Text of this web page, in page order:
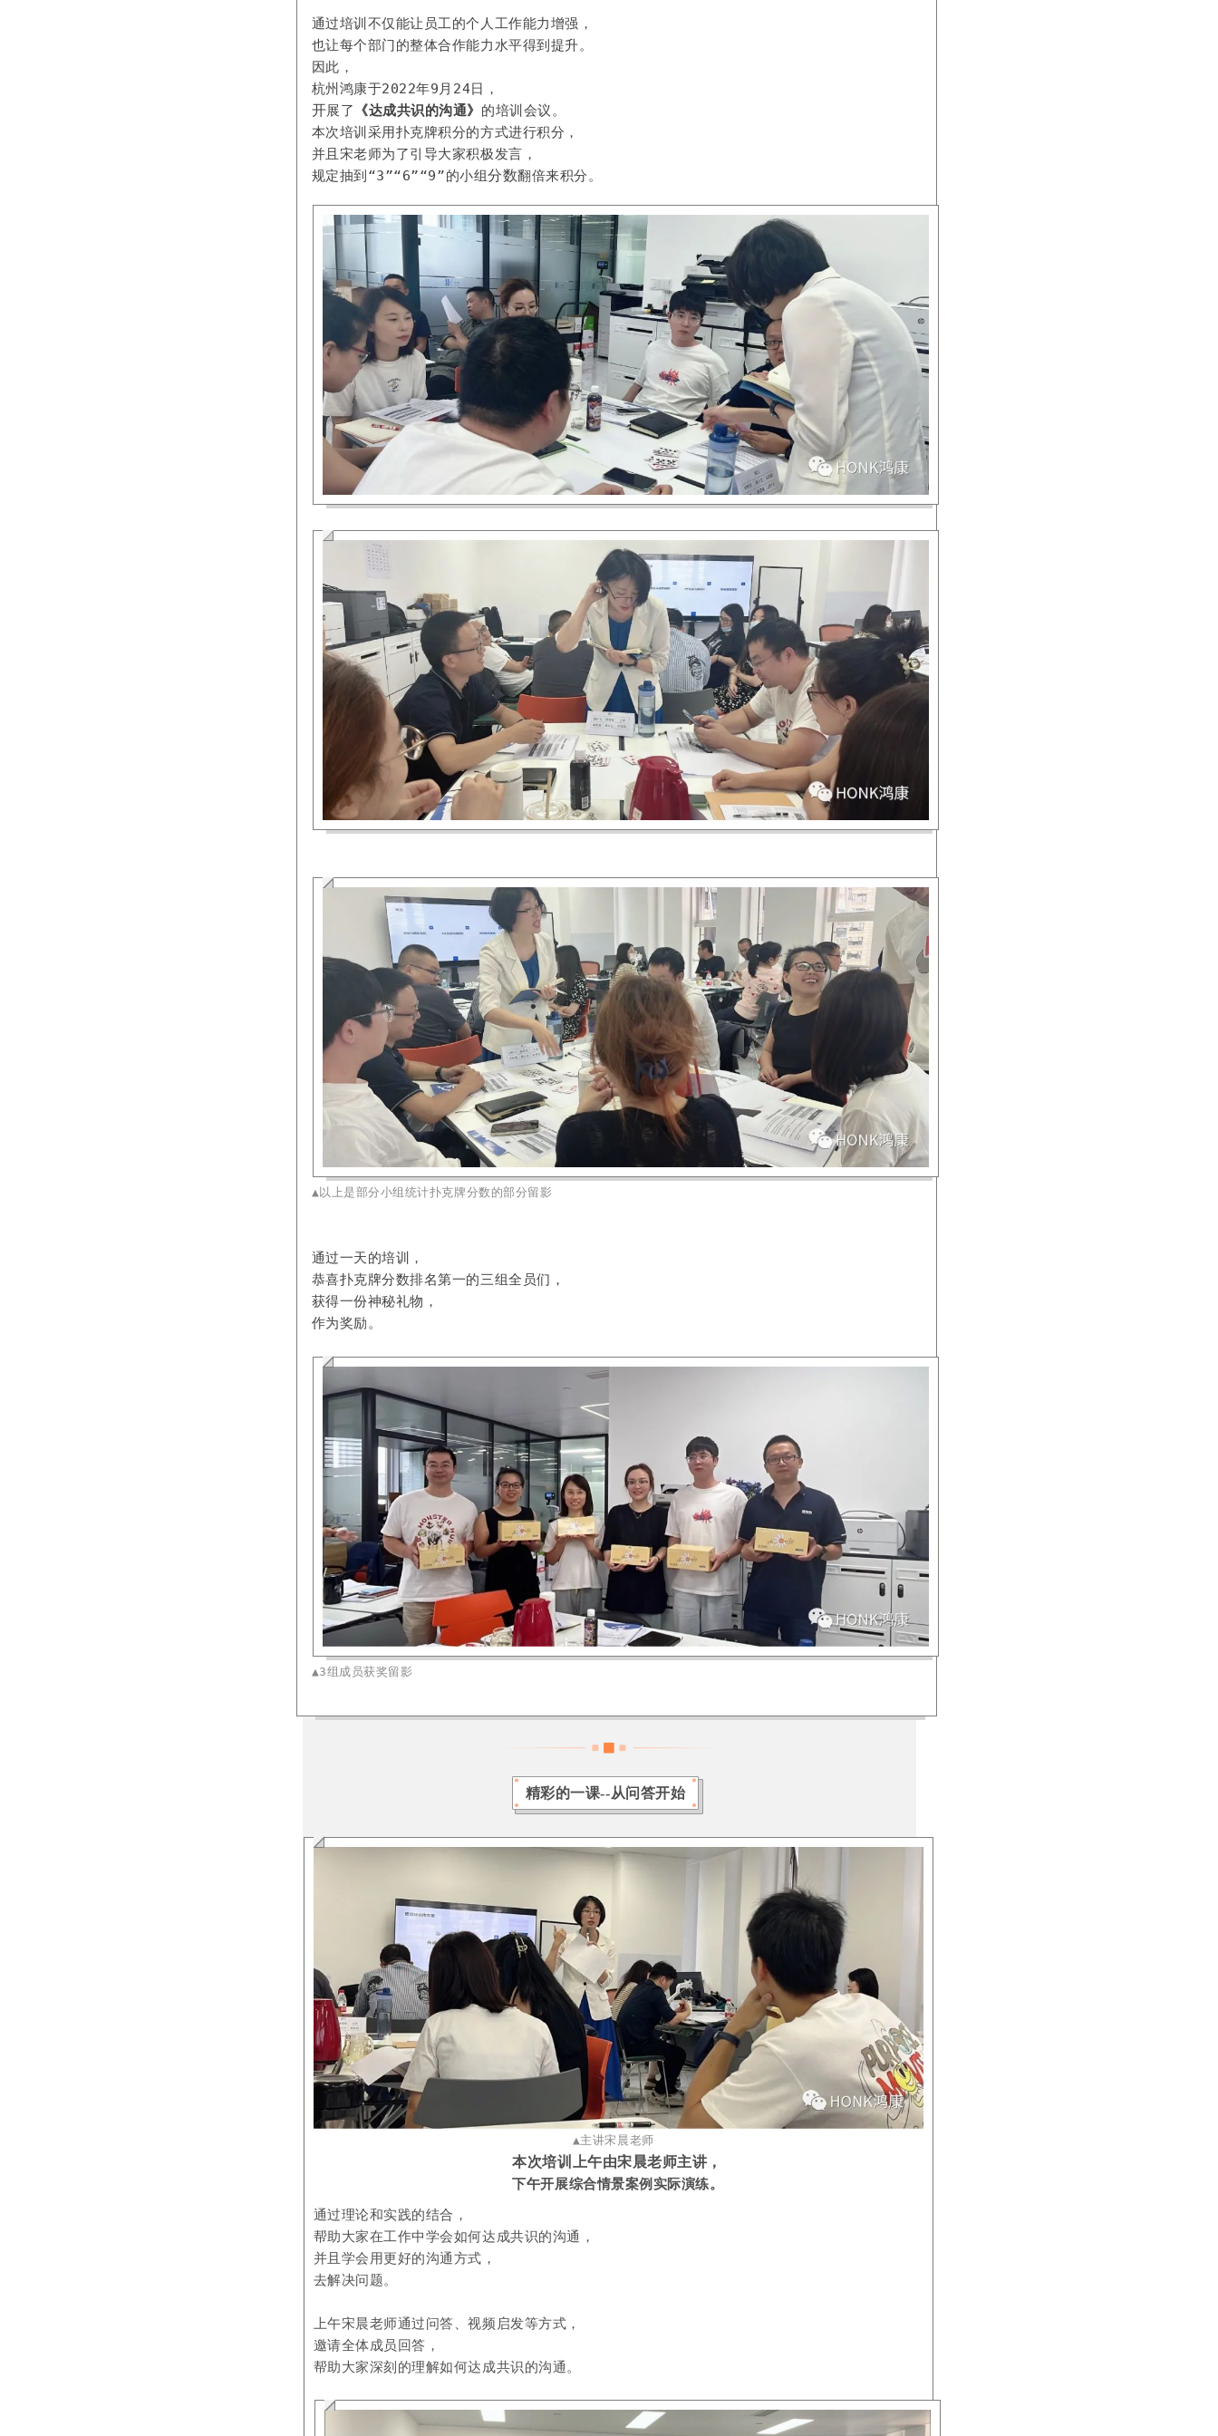
通过培训不仅能让员工的个人工作能力增强，
也让每个部门的整体合作能力水平得到提升。
因此，
杭州鸿康于2022年9月24日，
开展了 《达成共识的沟通》 的培训会议。
并且宋老师为了引导大家积极发言，
规定抽到“3”“6”“9”的小组分数翻倍来积分。
▲以上是部分小组统计扑克牌分数的部分留影
通过一天的培训，
恭喜扑克牌分数排名第一的三组全员们，
获得一份神秘礼物，
作为奖励。
▲3组成员获奖留影
精彩的一课--从问答开始
▲主讲宋晨老师
本次培训上午由宋晨老师主讲，
下午开展综合情景案例实际演练。
通过理论和实践的结合，
帮助大家在工作中学会如何达成共识的沟通，
并且学会用更好的沟通方式，
去解决问题。
上午宋晨老师通过问答、视频启发等方式，
邀请全体成员回答，
帮助大家深刻的理解如何达成共识的沟通。